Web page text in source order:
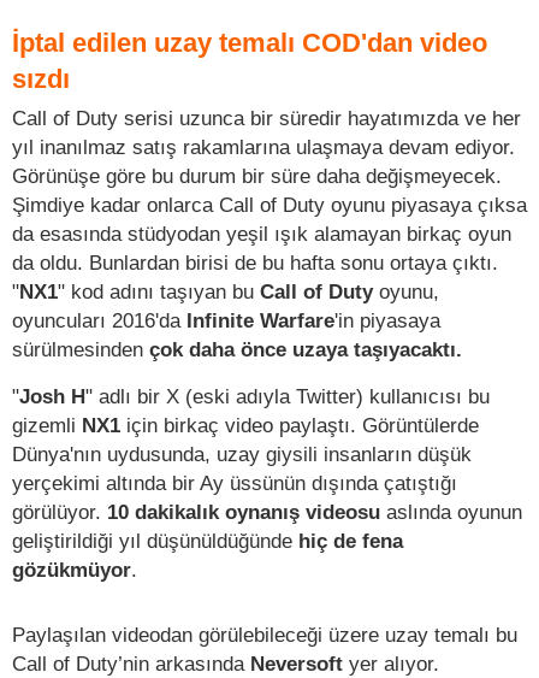
İptal edilen uzay temalı COD'dan video
sızdı
Call of Duty serisi uzunca bir süredir hayatımızda ve her
yıl inanılmaz satış rakamlarına ulaşmaya devam ediyor.
Görünüşe göre bu durum bir süre daha değişmeyecek.
Şimdiye kadar onlarca Call of Duty oyunu piyasaya çıksa
da esasında stüdyodan yeşil ışık alamayan birkaç oyun
da oldu. Bunlardan birisi de bu hafta sonu ortaya çıktı.
"NX1" kod adını taşıyan bu Call of Dutyoyunu,
oyuncuları 2016'da Infinite Warfare'in piyasaya
sürülmesinden çok daha önce uzaya taşıyacaktı.
"Josh H" adlı bir X (eski adıyla Twitter) kullanıcısı bu
gizemli NX1 için birkaç video paylaştı. Görüntülerde
Dünya'nın uydusunda, uzay giysili insanların düşük
yerçekimi altında bir Ay üssünün dışında çatıştığı
görülüyor. 10 dakikalık oynanış videosu aslında oyunun
geliştirildiği yıl düşünüldüğünde hiç de fena
gözükmüyor.
Paylaşılan videodan görülebileceği üzere uzay temalı bu
Call of Duty’nin arkasında Neversoft yer alıyor.